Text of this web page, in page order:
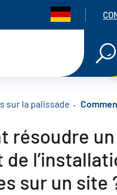
sur la palissade
résoudre
sur un site
des cookies